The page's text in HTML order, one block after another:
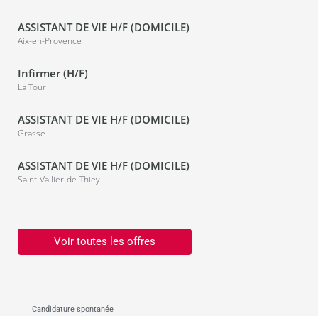
ASSISTANT DE VIE H/F (DOMICILE)
Aix-en-Provence
Infirmer (H/F)
La Tour
ASSISTANT DE VIE H/F (DOMICILE)
Grasse
ASSISTANT DE VIE H/F (DOMICILE)
Saint-Vallier-de-Thiey
Voir toutes les offres
Candidature spontanée